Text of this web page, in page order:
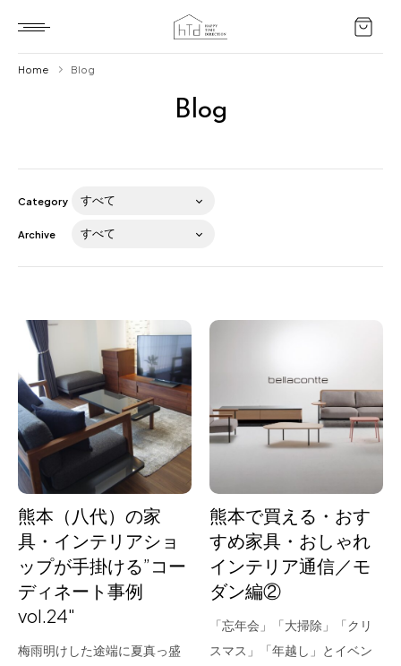
Blog
About us
for Business
Recruit
Contact
Blog
Home Blog
Category
Archive
熊本（八代）の家
具・インテリアショ
ップが手掛ける”コー
ディネート事例
vol.24″
梅雨明けした途端に夏真っ盛
熊本で買える・おす
すめ家具・おしゃれ
インテリア通信／モ
ダン編②
「忘年会」「大掃除」「クリ
スマス」「年越し」とイベン